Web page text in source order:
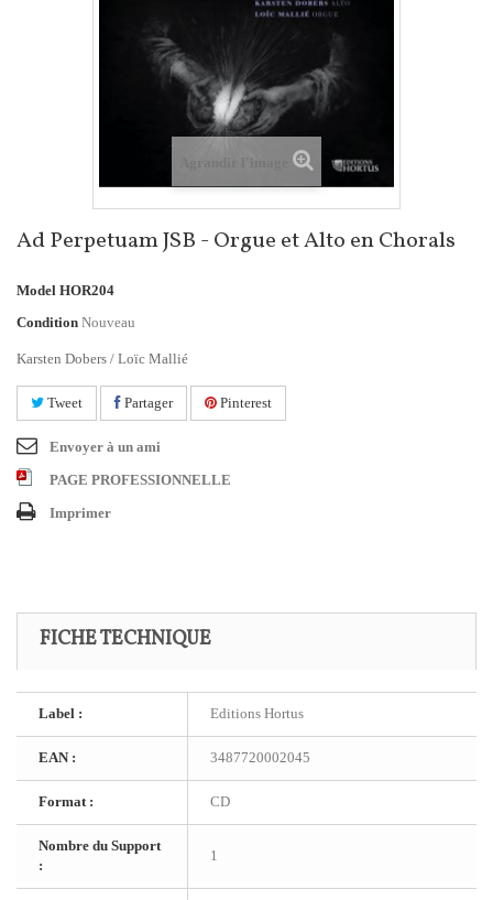
Agrandir l'image
Ad Perpetuam JSB - Orgue et Alto en Chorals
Model HOR204
Condition Nouveau
Karsten Dobers / Loïc Mallié
Tweet Partager Pinterest
Envoyer à un ami
PAGE PROFESSIONNELLE
Imprimer
FICHE TECHNIQUE
Label : Editions Hortus
EAN : 3487720002045
Format : CD
Nombre du Support
:
1